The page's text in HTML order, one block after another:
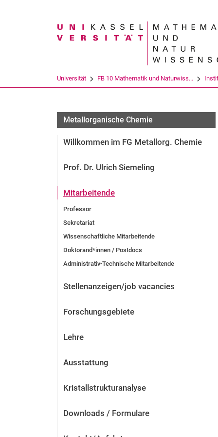
Suchbegriff
Universität FB 10 Mathematik und Naturwiss...
Metallorganische Chemie
Willkommen im FG Metallorg. Chemie
Prof. Dr. Ulrich Siemeling
Mitarbeitende
Professor
Sekretariat
Wissenschaftliche Mitarbeitende
Doktorand*innen / Postdocs
Administrativ-Technische Mitarbeitende
Stellenanzeigen/job vacancies
Forschungsgebiete
Lehre
Ausstattung
Kristallstrukturanalyse
Downloads / Formulare